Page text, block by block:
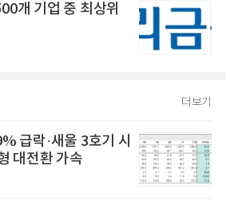
개 기업 중 최상위
더보기
급락·새울 3호기 시
대전환 가속